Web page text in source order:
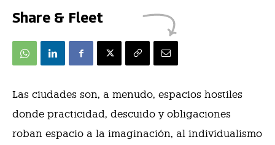
Share & Fleet
Las ciudades son, a menudo, espacios hostiles
donde practicidad, descuido y obligaciones
roban espacio a la imaginación, al individualismo